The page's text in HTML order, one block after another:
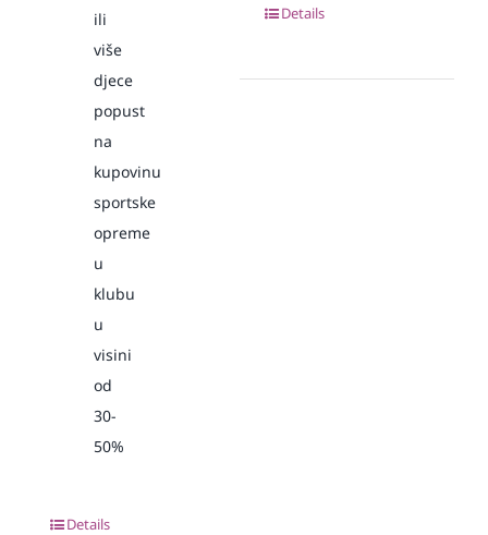
ili
više
djece
popust
na
kupovinu
sportske
opreme
u
klubu
u
visini
od
30-
50%
Details
Details